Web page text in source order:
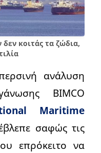
κοιτάς τα ζώδια,
ανάλυση
BIMCO
Maritime
σαφώς τις
επρόκειτο να